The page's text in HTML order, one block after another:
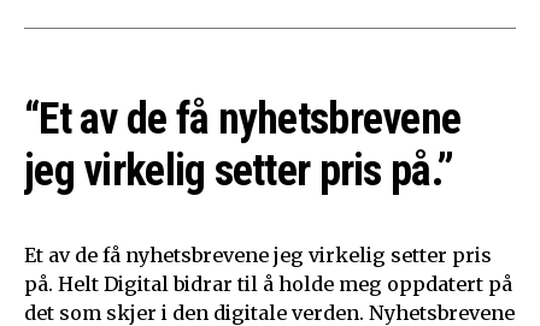
“Et av de få nyhetsbrevene
jeg virkelig setter pris på.”
Et av de få nyhetsbrevene jeg virkelig setter pris
på. Helt Digital bidrar til å holde meg oppdatert på
det som skjer i den digitale verden. Nyhetsbrevene